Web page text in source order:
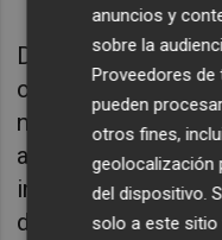
Durante la
conocer los
nueva edición de
arrancará
iniciativa permitirá
disfrutar de una
anuncios y
sobre la
Proveedores
pueden
otros fines,
geolocalización
del dispositivo.
solo a este sitio